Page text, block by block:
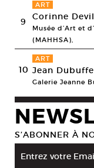
9
ART
Corinne
Musée d’Art et
(MAHHSA),
10
ART
Jean
Galerie Jeanne
S’ABONNER À